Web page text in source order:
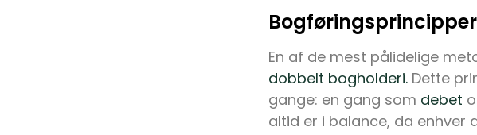
En af de mest pålidelige
dobbelt bogholderi.Dette
gange: en gang som debet
altid er i balance, da enhver